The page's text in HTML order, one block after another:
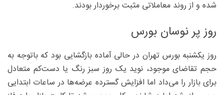
شده و از روند معاملاتی مثبت برخوردار بودند.
روز پر نوسان بورس
روز یکشنبه بورس تهران در حالی آماده بازگشایی بود که باتوجه به
حجم تقاضای موجود، نوید یک روز سبز رنگ یا دست‌کم متعادل
برای بازار را می‌داد اما افزایش گسترده عرضه‌ها در ساعات ابتدایی